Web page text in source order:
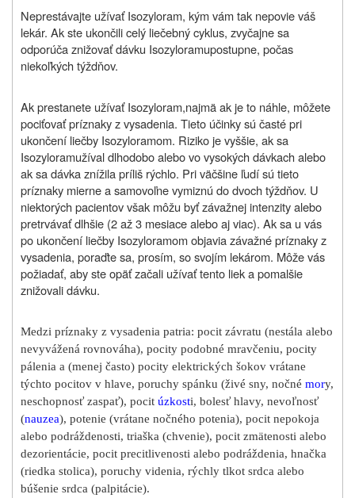
Neprestávajte užívať Isozyloram, kým vám tak nepovie váš
lekár. Ak ste ukončili celý liečebný cyklus, zvyčajne sa
odporúča znižovať dávku Isozyloramupostupne, počas
niekoľkých týždňov.
Ak prestanete užívať Isozyloram,najmä ak je to náhle, môžete
pociťovať príznaky z vysadenia. Tieto účinky sú časté pri
ukončení liečby Isozyloramom. Riziko je vyššie, ak sa
Isozyloramužíval dlhodobo alebo vo vysokých dávkach alebo
ak sa dávka znížila príliš rýchlo. Pri väčšine ľudí sú tieto
príznaky mierne a samovoľne vymiznú do dvoch týždňov. U
niektorých pacientov však môžu byť závažnej intenzity alebo
pretrvávať dlhšie (2 až 3 mesiace alebo aj viac). Ak sa u vás
po ukončení liečby Isozyloramom objavia závažné príznaky z
vysadenia, poraďte sa, prosím, so svojím lekárom. Môže vás
požiadať, aby ste opäť začali užívať tento liek a pomalšie
znižovali dávku.
Medzi príznaky z vysadenia patria: pocit závratu (nestála alebo
nevyvážená rovnováha), pocity podobné mravčeniu, pocity
pálenia a (menej často) pocity elektrických šokov vrátane
týchto pocitov v hlave, poruchy spánku (živé sny, nočné mory,
neschopnosť zaspať), pocit úzkosti, bolesť hlavy, nevoľnosť
(nauzea), potenie (vrátane nočného potenia), pocit nepokoja
alebo podráždenosti, triaška (chvenie), pocit zmätenosti alebo
dezorientácie, pocit precitlivenosti alebo podráždenia, hnačka
(riedka stolica), poruchy videnia, rýchly tlkot srdca alebo
búšenie srdca (palpitácie).